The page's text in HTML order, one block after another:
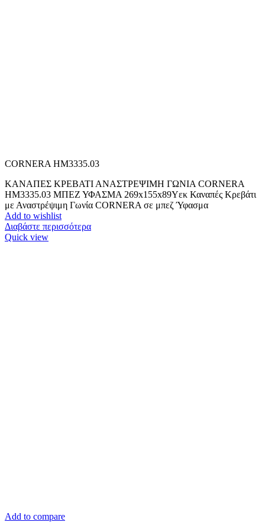
CORNERA HM3335.03
ΚΑΝΑΠΕΣ ΚΡΕΒΑΤΙ ΑΝΑΣΤΡΕΨΙΜH ΓΩΝΙΑ CORNERA
HM3335.03 ΜΠΕΖ ΥΦΑΣΜΑ 269x155x89Yεκ Καναπές Κρεβάτι
με Αναστρέψιμη Γωνία CORNERA σε μπεζ Ύφασμα
Add to wishlist
Διαβάστε περισσότερα
Quick view
Add to compare